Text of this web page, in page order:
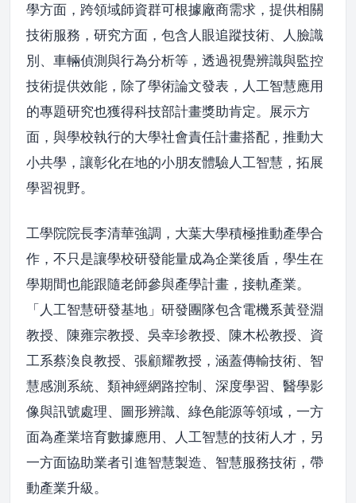
學方面，跨領域師資群可根據廠商需求，提供相關
技術服務，研究方面，包含人眼追蹤技術、人臉識
別、車輛偵測與行為分析等，透過視覺辨識與監控
技術提供效能，除了學術論文發表，人工智慧應用
的專題研究也獲得科技部計畫獎助肯定。展示方
面，與學校執行的大學社會責任計畫搭配，推動大
小共學，讓彰化在地的小朋友體驗人工智慧，拓展
學習視野。
工學院院長李清華強調，大葉大學積極推動產學合
作，不只是讓學校研發能量成為企業後盾，學生在
學期間也能跟隨老師參與產學計畫，接軌產業。
「人工智慧研發基地」研發團隊包含電機系黃登淵
教授、陳雍宗教授、吳幸珍教授、陳木松教授、資
工系蔡渙良教授、張顧耀教授，涵蓋傳輸技術、智
慧感測系統、類神經網路控制、深度學習、醫學影
像與訊號處理、圖形辨識、綠色能源等領域，一方
面為產業培育數據應用、人工智慧的技術人才，另
一方面協助業者引進智慧製造、智慧服務技術，帶
動產業升級。